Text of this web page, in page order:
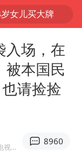
女儿买大牌
女子开一天一夜空调后二氧化碳中毒
王力宏演唱会黄牛带观众藏匿被查获
海拉面”店
入场，在
被本国民
请捡捡
·河南广播电视台官方网易号
8960